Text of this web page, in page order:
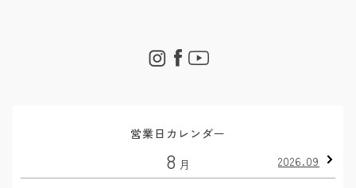
営業日カレンダー
8 月 2026.09